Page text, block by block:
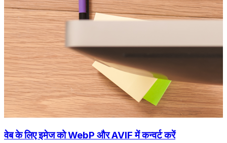
वेब के लिए इमेज को WebP और AVIF में कन्वर्ट करें